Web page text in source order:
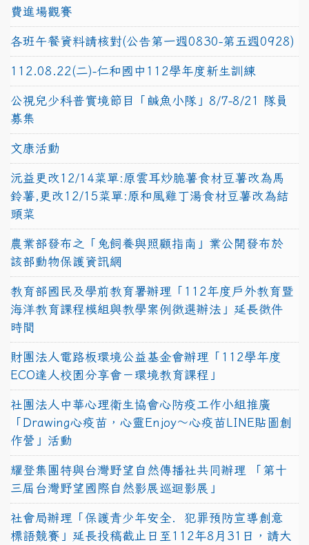
費進場觀賽
各班午餐資料請核對(公告第一週0830-第五週0928)
112.08.22(二)-仁和國中112學年度新生訓練
公視兒少科普實境節目「鹹魚小隊」8/7-8/21 隊員
募集
文康活動
沅益更改12/14菜單:原雲耳炒脆薯食材豆薯改為馬
鈴薯,更改12/15菜單:原和風雞丁湯食材豆薯改為結
頭菜
農業部發布之「兔飼養與照顧指南」業公開發布於
該部動物保護資訊網
教育部國民及學前教育署辦理「112年度戶外教育暨
海洋教育課程模組與教學案例徵選辦法」延長徵件
時間
財團法人電路板環境公益基金會辦理「112學年度
ECO達人校園分享會－環境教育課程」
社團法人中華心理衛生協會心防疫工作小組推廣
「Drawing心疫苗，心靈Enjoy〜心疫苗LINE貼圖創
作營」活動
耀登集團特與台灣野望自然傳播社共同辦理 「第十
三屆台灣野望國際自然影展巡迴影展」
社會局辦理「保護青少年安全．犯罪預防宣導創意
標語競賽」延長投稿截止日至112年8月31日，請大